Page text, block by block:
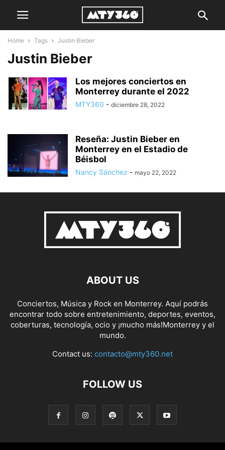
Home Tags Justin Bieber
Justin Bieber
Los mejores conciertos en
Monterrey durante el 2022
MTY360 - diciembre 28, 2022
Reseña: Justin Bieber en
Monterrey en el Estadio de
Béisbol
Nancy Sánchez - mayo 22, 2022
ABOUT US
Conciertos, Música y Rock en Monterrey. Aquí podrás
encontrar todo sobre entretenimiento, deportes, eventos,
coberturas, tecnología, ocio y ¡mucho más!Monterrey y el
mundo.
Contact us: contacto@mty360.net
FOLLOW US